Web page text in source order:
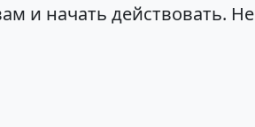
и начать действовать. Не